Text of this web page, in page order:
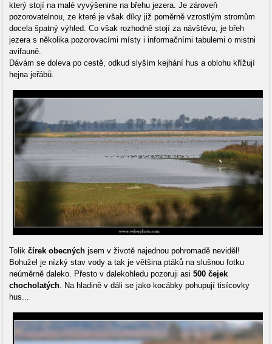
který stojí na malé vyvýšenine na břehu jezera. Je zároveň
pozorovatelnou, ze které je však díky již poměrně vzrostlým stromům
docela špatný výhled. Co však rozhodně stojí za návštěvu, je břeh
jezera s několika pozorovacími místy i informačními tabulemi o mistni
avifauně.
Dávám se doleva po cestě, odkud slyším kejhání hus a oblohu křížují
hejna jeřábů.
Tolik čírek obecných jsem v životě najednou pohromadě neviděl!
Bohužel je nízký stav vody a tak je většina ptáků na slušnou fotku
neúměrně daleko. Přesto v dalekohledu pozoruji asi 500 čejek
chocholatých . Na hladině v dáli se jako kocábky pohupují tisícovky
hus...